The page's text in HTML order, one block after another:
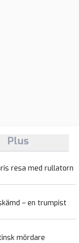
Plus
resa med rullatorn
– en trumpist
mördare